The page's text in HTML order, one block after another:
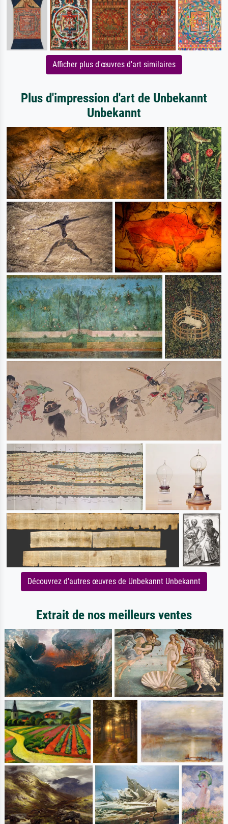
Afficher plus d'œuvres d'art similaires
Plus d'impression d'art de Unbekannt
Unbekannt
Découvrez d'autres œuvres de Unbekannt Unbekannt
Extrait de nos meilleurs ventes